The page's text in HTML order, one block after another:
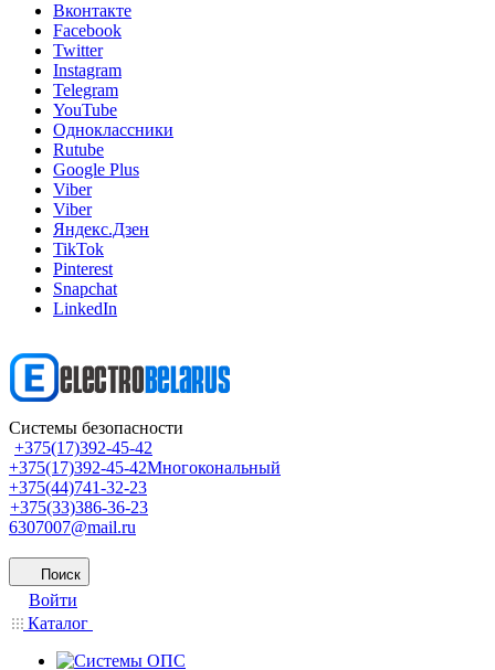
Вконтакте
Facebook
Twitter
Instagram
Telegram
YouTube
Одноклассники
Rutube
Google Plus
Viber
Viber
Яндекс.Дзен
TikTok
Pinterest
Snapchat
LinkedIn
Системы безопасности
+375(17)392-45-42
+375(17)392-45-42Многокональный
+375(44)741-32-23
+375(33)386-36-23
6307007@mail.ru
Поиск
Войти
Каталог